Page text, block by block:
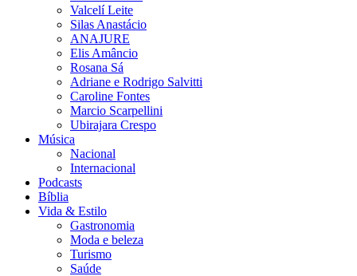
Valcelí Leite
Silas Anastácio
ANAJURE
Elis Amâncio
Rosana Sá
Adriane e Rodrigo Salvitti
Caroline Fontes
Marcio Scarpellini
Ubirajara Crespo
Música
Nacional
Internacional
Podcasts
Bíblia
Vida & Estilo
Gastronomia
Moda e beleza
Turismo
Saúde